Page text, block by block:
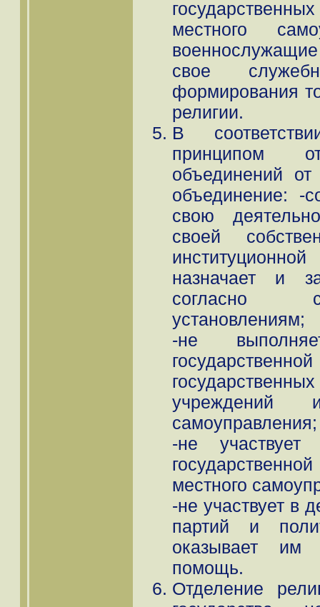
местного
свое
формирования
религии.
В
принципом
объединений от
объединение: -
свою
своей
назначает и
согласно
установлениям;
-не
учреждений
самоуправления;
-не
местного
-не участвует в
партий и
оказывает
помощь.
Отделение